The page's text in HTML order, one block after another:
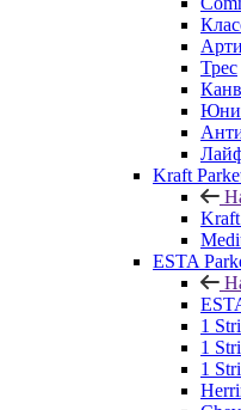
Трес
Kraft
Kraft
ESTA
1
1
1